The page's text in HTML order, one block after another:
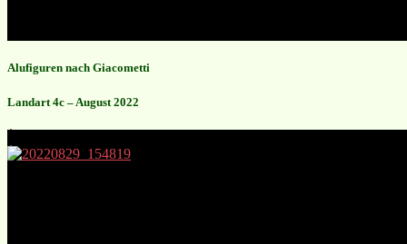
Alufiguren nach Giacometti
Landart 4c – August 2022